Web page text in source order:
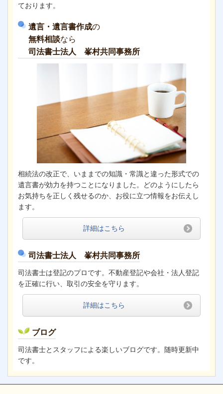
ております。
遺言・遺言書作成の
無料相談なら
司法書士法人 峯村共同事務所
相続法の改正で、いままでの知識・常識と違った形式での
遺言書が効力を持つことになりました。どのようにしたら
お気持ちを正しく残せるのか、お役に立つ情報をお伝えし
ます。
詳細はこちら
司法書士法人 峯村共同事務所
司法書士は登記のプロです。不動産登記や会社・法人登記
を正確に行い、取引の安全を守ります。
詳細はこちら
ブログ
司法書士とスタッフによる楽しいブログです。随時更新中
です。